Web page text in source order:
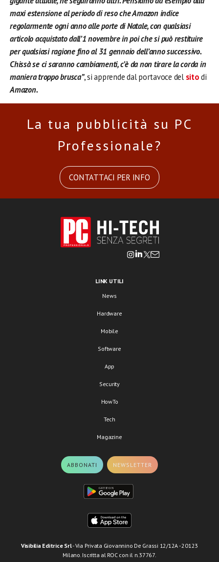
maxi estensione al periodo di reso che Amazon indice
regolarmente ogni anno alle porte di Natale, con qualsiasi
articolo acquistato dall’1 novembre in poi che si può restituire
per qualsiasi ragione fino al 31 gennaio dell’anno successivo.
Chissà se ci saranno cambiamenti, c’è da non tirare la corda in
maniera troppo brusca”, si apprende dal portavoce del sitodi
Amazon.
La tua pubblicità su PC
Professionale?
CONTATTACI PER INFO
LINK UTILI
News
Hardware
Mobile
Software
App
Security
HowTo
Tech
Magazine
ABBONATI NEWSLETTER
Visibilia Editrice Srl- Via Privata Giovannino De Grassi 12/12A - 20123
Milano. Iscritta al ROC con il n.37767.